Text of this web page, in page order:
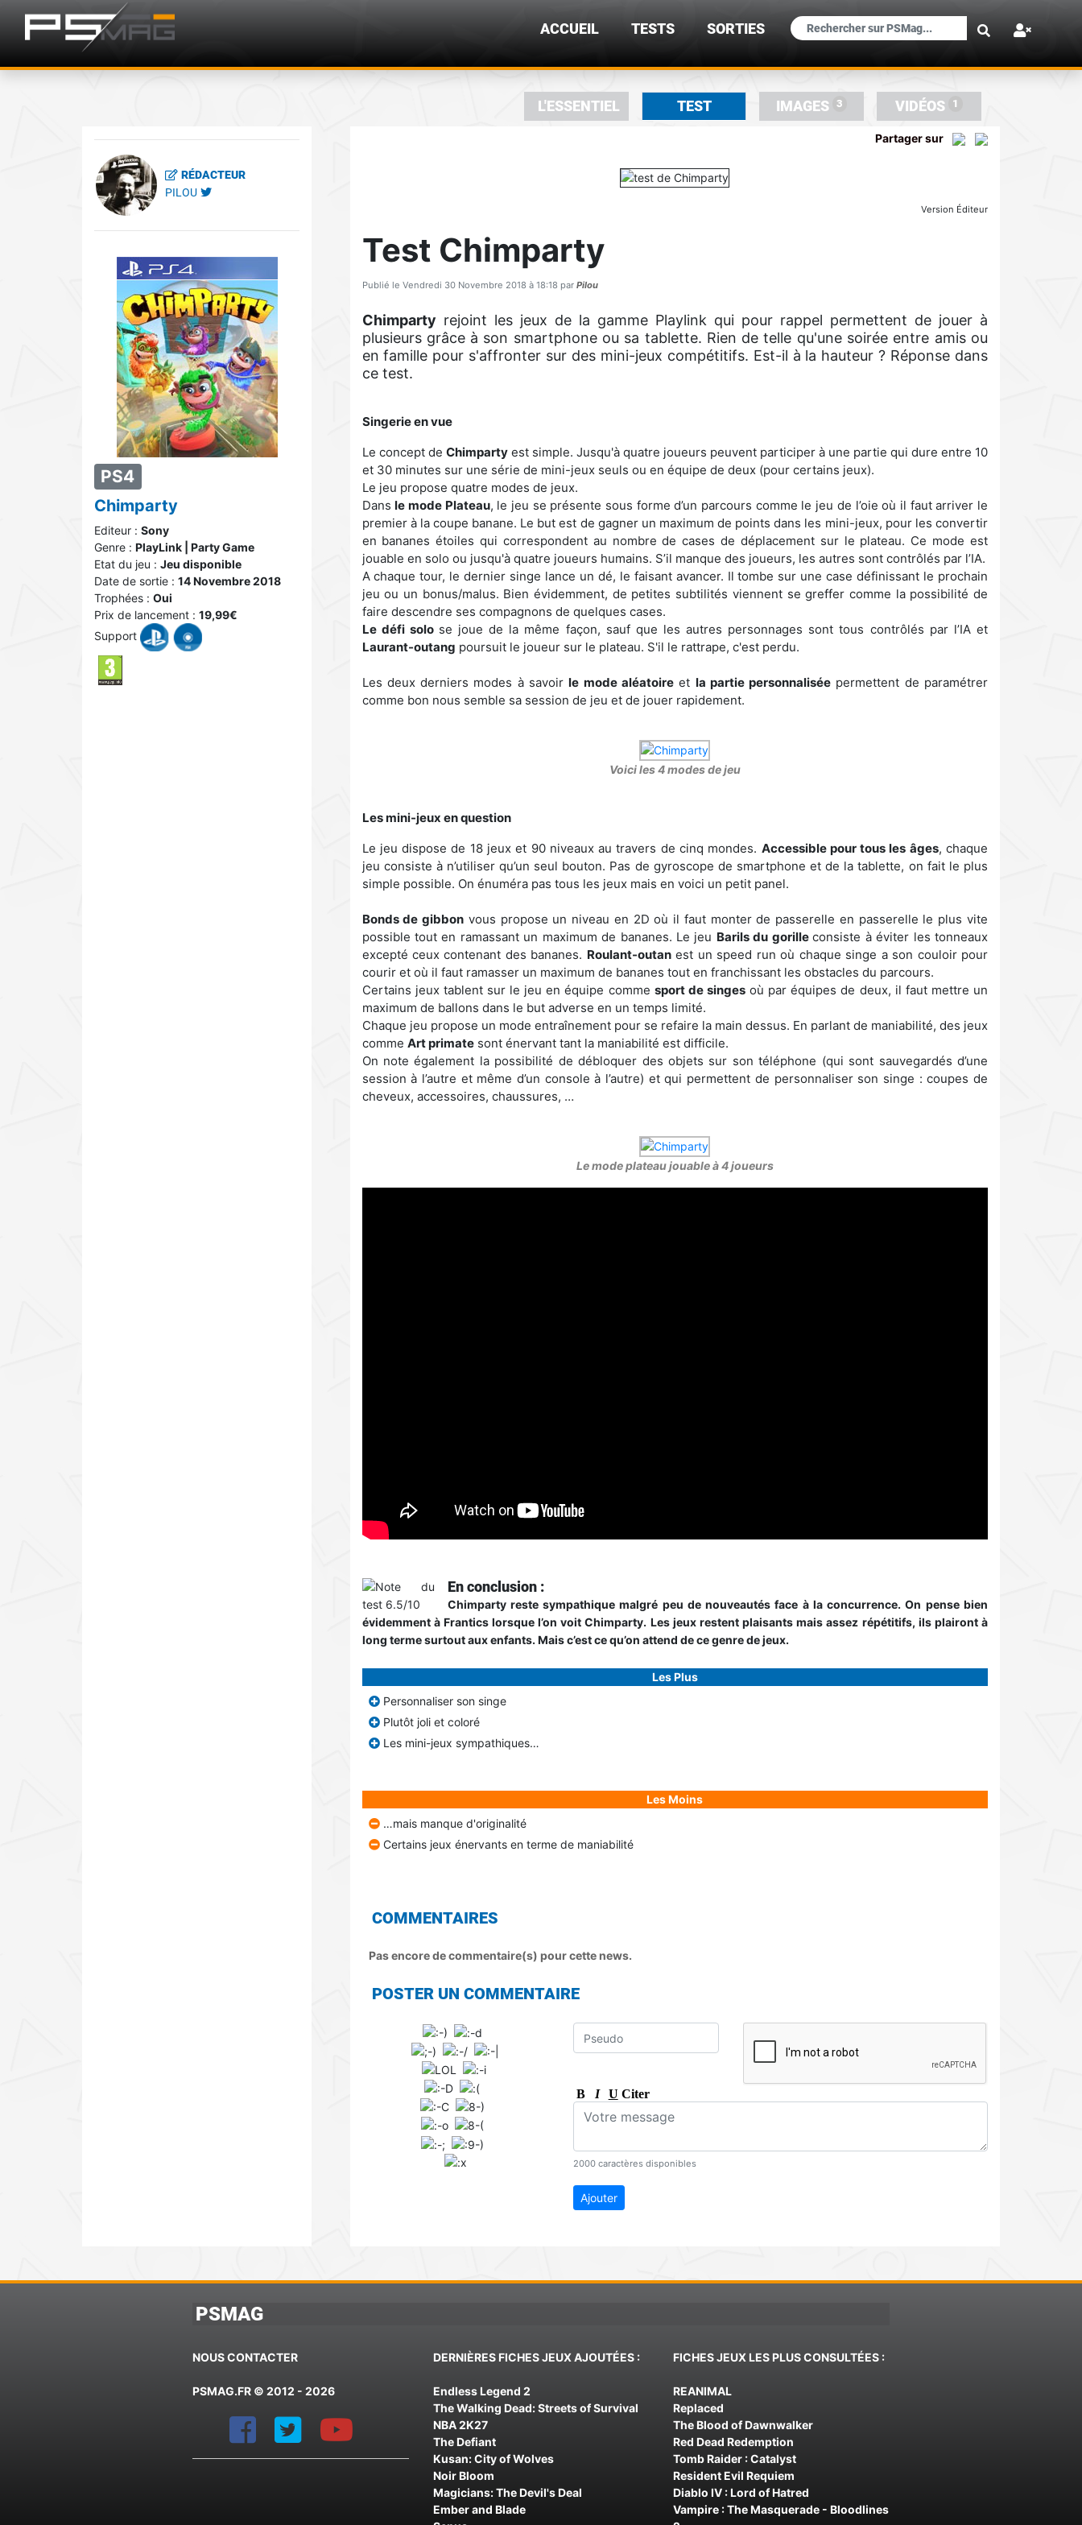
×
ACCUEIL TESTS SORTIES
L'ESSENTIEL TEST IMAGES 3 VIDÉOS 1
RÉDACTEUR
PILOU
PS4
Chimparty
Editeur : Sony
Genre : PlayLink | Party Game
Etat du jeu : Jeu disponible
Date de sortie : 14 Novembre 2018
Trophées : Oui
Prix de lancement : 19,99€
Support
Partager sur
Version Éditeur
Test Chimparty
Publié le Vendredi 30 Novembre 2018 à 18:18 par Pilou
Chimparty rejoint les jeux de la gamme Playlink qui pour rappel permettent de jouer à
plusieurs grâce à son smartphone ou sa tablette. Rien de telle qu'une soirée entre amis ou
en famille pour s'affronter sur des mini-jeux compétitifs. Est-il à la hauteur ? Réponse dans
ce test.
Singerie en vue
Le concept de Chimpartyest simple. Jusqu'à quatre joueurs peuvent participer à une partie qui dure entre 10
et 30 minutes sur une série de mini-jeux seuls ou en équipe de deux (pour certains jeux).
Le jeu propose quatre modes de jeux.
Dansle mode Plateau, le jeu se présente sous forme d’un parcours comme le jeu de l’oie où il faut arriver le
premier à la coupe banane. Le but est de gagner un maximum de points dans les mini-jeux, pour les convertir
en bananes étoiles qui correspondent au nombre de cases de déplacement sur le plateau. Ce mode est
jouable en solo ou jusqu'à quatre joueurs humains. S’il manque des joueurs, les autres sont contrôlés par l’IA.
A chaque tour, le dernier singe lance un dé, le faisant avancer. Il tombe sur une case définissant le prochain
jeu ou un bonus/malus. Bien évidemment, de petites subtilités viennent se greffer comme la possibilité de
faire descendre ses compagnons de quelques cases.
Le défi solo se joue de la même façon, sauf que les autres personnages sont tous contrôlés par l’IA et
Laurant-outang poursuit le joueur sur le plateau. S'il le rattrape, c'est perdu.
Les deux derniers modes à savoirle mode aléatoireet la partie personnalisée permettent de paramétrer
comme bon nous semble sa session de jeu et de jouer rapidement.
Voici les 4 modes de jeu
Les mini-jeux en question
Le jeu dispose de 18 jeux et 90 niveaux au travers de cinq mondes. Accessible pour tous les âges, chaque
jeu consiste à n’utiliser qu’un seul bouton. Pas de gyroscope de smartphone et de la tablette, on fait le plus
simple possible. On énuméra pas tous les jeux mais en voici un petit panel.
Bonds de gibbon vous propose un niveau en 2D où il faut monter de passerelle en passerelle le plus vite
possible tout en ramassant un maximum de bananes. Le jeu Barils du gorilleconsiste à éviter les tonneaux
excepté ceux contenant des bananes. Roulant-outanest un speed run où chaque singe a son couloir pour
courir et où il faut ramasser un maximum de bananes tout en franchissant les obstacles du parcours.
Certains jeux tablent sur le jeu en équipe comme sport de singesoù par équipes de deux, il faut mettre un
maximum de ballons dans le but adverse en un temps limité.
Chaque jeu propose un mode entraînement pour se refaire la main dessus. En parlant de maniabilité, des jeux
comme Art primatesont énervant tant la maniabilité est difficile.
On note également la possibilité de débloquer des objets sur son téléphone (qui sont sauvegardés d’une
session à l’autre et même d’un console à l’autre) et qui permettent de personnaliser son singe : coupes de
cheveux, accessoires, chaussures, …
Le mode plateau jouable à 4 joueurs
En conclusion :
Chimparty reste sympathique malgré peu de nouveautés face à la concurrence. On pense bien
évidemment à Frantics lorsque l’on voit Chimparty. Les jeux restent plaisants mais assez répétitifs, ils plairont à
long terme surtout aux enfants. Mais c’est ce qu’on attend de ce genre de jeux.
Les Plus
Personnaliser son singe
Plutôt joli et coloré
Les mini-jeux sympathiques…
Les Moins
…mais manque d'originalité
Certains jeux énervants en terme de maniabilité
COMMENTAIRES
Pas encore de commentaire(s) pour cette news.
POSTER UN COMMENTAIRE
B I U Citer
2000 caractères disponibles
Ajouter
PSMAG
NOUS CONTACTER
PSMAG.FR © 2012 - 2026
DERNIÈRES FICHES JEUX AJOUTÉES :
Endless Legend 2
The Walking Dead: Streets of Survival
NBA 2K27
The Defiant
Kusan: City of Wolves
Noir Bloom
Magicians: The Devil's Deal
Ember and Blade
FICHES JEUX LES PLUS CONSULTÉES :
REANIMAL
Replaced
The Blood of Dawnwalker
Red Dead Redemption
Tomb Raider : Catalyst
Resident Evil Requiem
Diablo IV : Lord of Hatred
Vampire : The Masquerade - Bloodlines